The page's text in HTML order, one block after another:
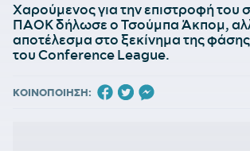
Χαρούμενος για την επιστροφή του
ΠΑΟΚ δήλωσε ο Τσούμπα Άκπομ,
αποτέλεσμα στο ξεκίνημα της
του Conference League.
ΚΟΙΝΟΠΟΙΗΣΗ: